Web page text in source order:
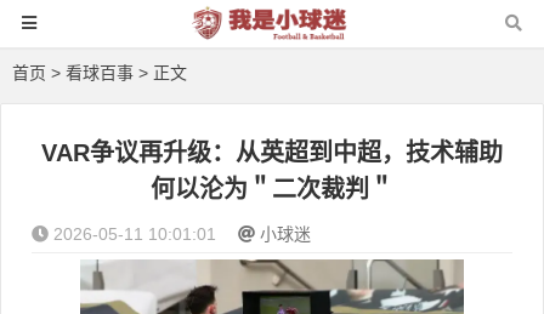
首页 > 看球百事 > 正文
VAR争议再升级：从英超到中超，技术辅助
何以沦为＂二次裁判＂
2026-05-11 10:01:01 小球迷